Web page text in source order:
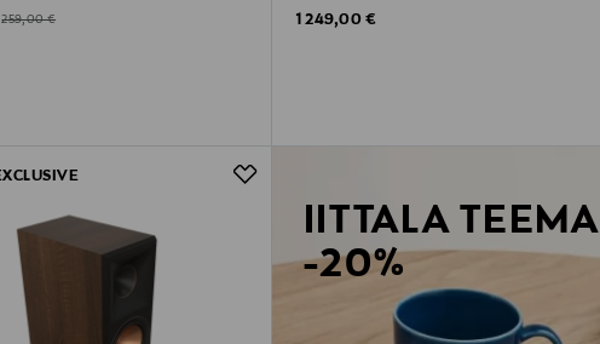
Price
Original Price
259,00 €
Original Price
1 249,00 €
IITTALA TEEMA
-20%